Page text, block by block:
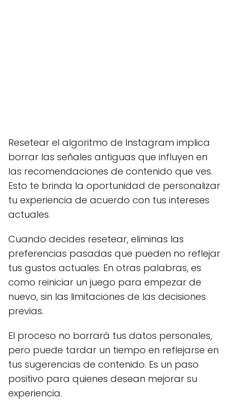
Resetear el algoritmo de Instagram implica
borrar las señales antiguas que influyen en
las recomendaciones de contenido que ves.
Esto te brinda la oportunidad de personalizar
tu experiencia de acuerdo con tus intereses
actuales.
Cuando decides resetear, eliminas las
preferencias pasadas que pueden no reflejar
tus gustos actuales. En otras palabras, es
como reiniciar un juego para empezar de
nuevo, sin las limitaciones de las decisiones
previas.
El proceso no borrará tus datos personales,
pero puede tardar un tiempo en reflejarse en
tus sugerencias de contenido. Es un paso
positivo para quienes desean mejorar su
experiencia.